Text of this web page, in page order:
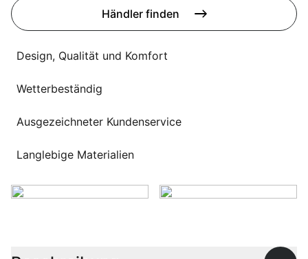
Uber uns
Händler finden
Design, Qualität und Komfort
Wetterbeständig
Ausgezeichneter Kundenservice
Langlebige Materialien